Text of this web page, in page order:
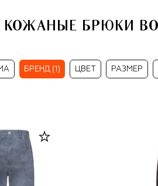
БРЮКИ
БРЕНД (1) ЦВЕТ РАЗМЕР